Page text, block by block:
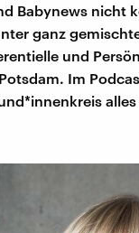
Babynews nicht
ganz
und
Im